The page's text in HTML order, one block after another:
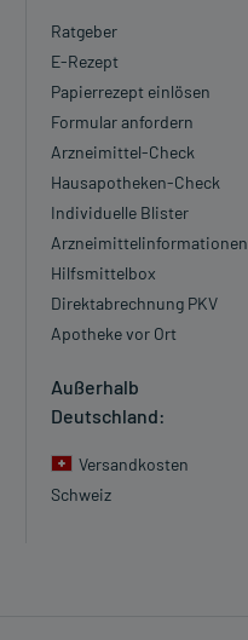
Ratgeber
E-Rezept
Papierrezept einlösen
Formular anfordern
Arzneimittel-Check
Hausapotheken-Check
Individuelle Blister
Arzneimittelinformationen
Hilfsmittelbox
Direktabrechnung PKV
Apotheke vor Ort
Außerhalb
Deutschland:
Versandkosten
Schweiz